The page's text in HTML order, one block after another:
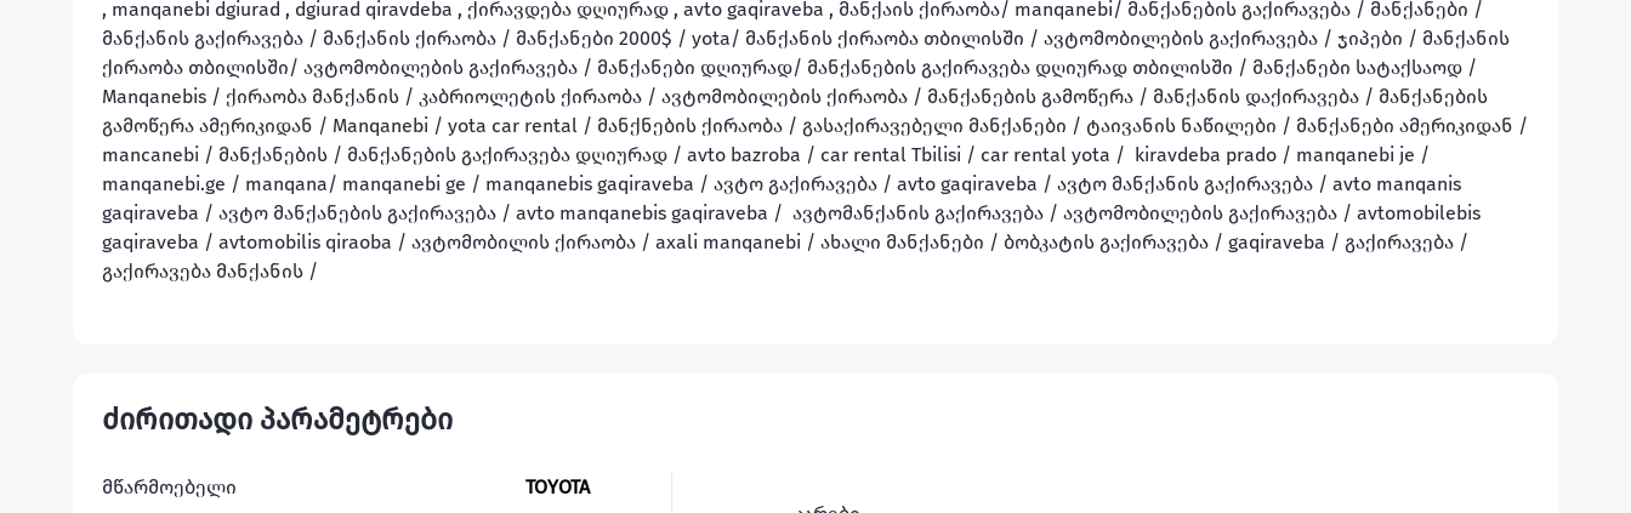
, manqanebi dgiurad , dgiurad qiravdeba , ქირავდება დღიურად , avto gaqiraveba , მანქაის ქირაობა/ manqanebi/ მანქანების გაქირავება / მანქანები /
მანქანის გაქირავება / მანქანის ქირაობა / მანქანები 2000$ / yota/ მანქანის ქირაობა თბილისში / ავტომობილების გაქირავება / ჯიპები / მანქანის
ქირაობა თბილისში/ ავტომობილების გაქირავება / მანქანები დღიურად/ მანქანების გაქირავება დღიურად თბილისში / მანქანები სატაქსაოდ /
Manqanebis / ქირაობა მანქანის / კაბრიოლეტის ქირაობა / ავტომობილების ქირაობა / მანქანების გამოწერა / მანქანის დაქირავება / მანქანების
გამოწერა ამერიკიდან / Manqanebi / yota car rental / მანქნების ქირაობა / გასაქირავებელი მანქანები / ტაივანის ნაწილები / მანქანები ამერიკიდან /
mancanebi / მანქანების / მანქანების გაქირავება დღიურად / avto bazroba / car rental Tbilisi / car rental yota /  kiravdeba prado / manqanebi je /
manqanebi.ge / manqana/ manqanebi ge / manqanebis gaqiraveba / ავტო გაქირავება / avto gaqiraveba / ავტო მანქანის გაქირავება / avto manqanis
gaqiraveba / ავტო მანქანების გაქირავება / avto manqanebis gaqiraveba /  ავტომანქანის გაქირავება / ავტომობილების გაქირავება / avtomobilebis
gaqiraveba / avtomobilis qiraoba / ავტომობილის ქირაობა / axali manqanebi / ახალი მანქანები / ბობკატის გაქირავება / gaqiraveba / გაქირავება /
გაქირავება მანქანის /
ძირითადი პარამეტრები
მწარმოებელი TOYOTA